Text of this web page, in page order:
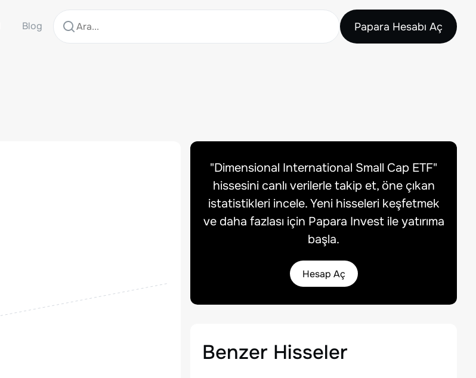
Blog Papara Hesabı Aç
"Dimensional International Small Cap ETF"
hissesini canlı verilerle takip et, öne çıkan
istatistikleri incele. Yeni hisseleri keşfetmek
ve daha fazlası için Papara Invest ile yatırıma
başla.
Hesap Aç
Benzer Hisseler